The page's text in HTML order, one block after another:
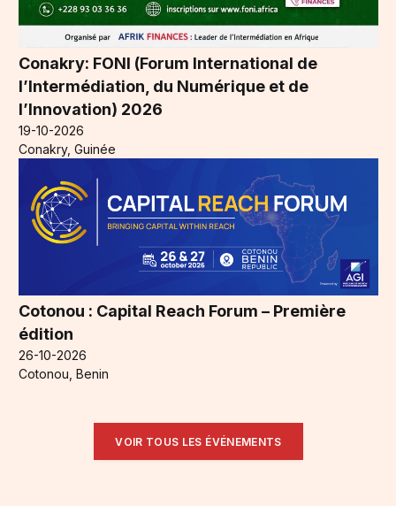
Conakry: FONI (Forum International de
l’Intermédiation, du Numérique et de
l’Innovation) 2026
19-10-2026
Conakry, Guinée
Cotonou : Capital Reach Forum – Première
édition
26-10-2026
Cotonou, Benin
VOIR TOUS LES ÉVÉNEMENTS